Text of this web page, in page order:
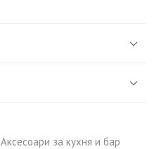
Аксесоари за кухня и бар